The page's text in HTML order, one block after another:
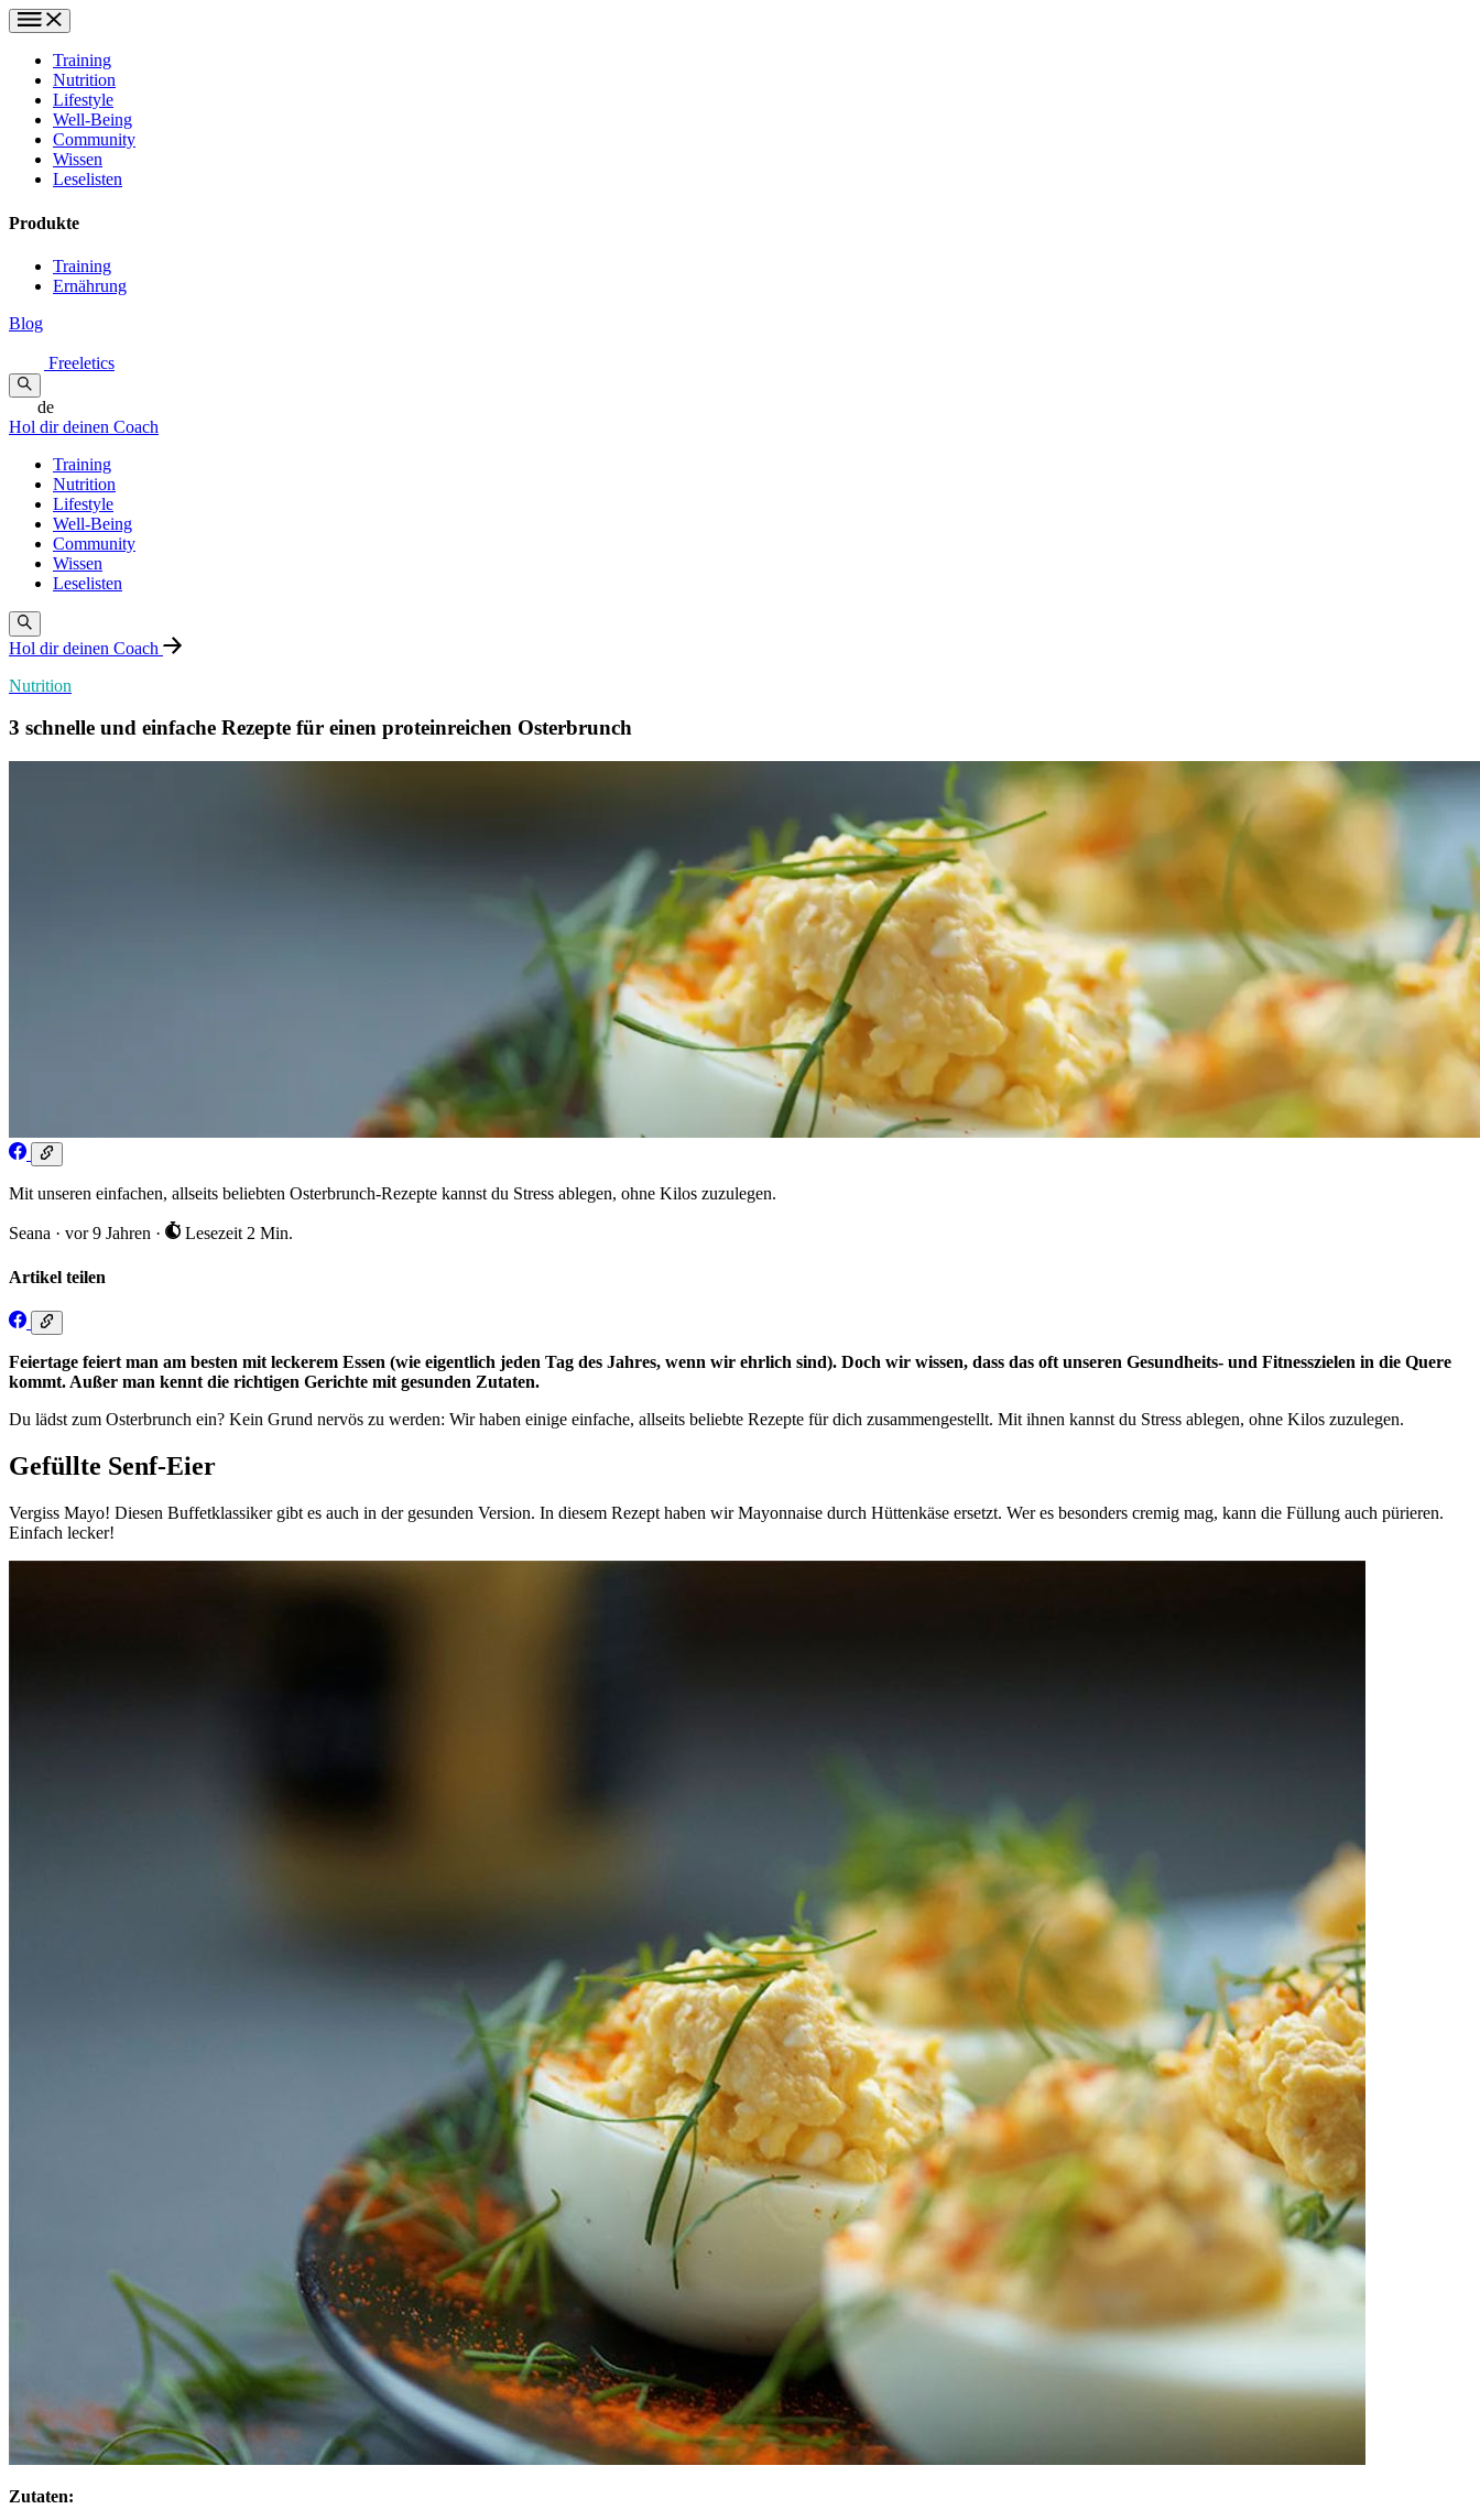
Training
Nutrition
Lifestyle
Well-Being
Community
Wissen
Leselisten
Produkte
Training
Ernährung
Blog
Freeletics
de
Hol dir deinen Coach
Training
Nutrition
Lifestyle
Well-Being
Community
Wissen
Leselisten
Hol dir deinen Coach
Nutrition
3 schnelle und einfache Rezepte für einen proteinreichen Osterbrunch
Mit unseren einfachen, allseits beliebten Osterbrunch-Rezepte kannst du Stress ablegen, ohne Kilos zuzulegen.
Seana · vor 9 Jahren · Lesezeit 2 Min.
Artikel teilen
Feiertage feiert man am besten mit leckerem Essen (wie eigentlich jeden Tag des Jahres, wenn wir ehrlich sind). Doch wir wissen, dass das oft unseren Gesundheits- und Fitnesszielen in die Quere
kommt. Außer man kennt die richtigen Gerichte mit gesunden Zutaten.
Du lädst zum Osterbrunch ein? Kein Grund nervös zu werden: Wir haben einige einfache, allseits beliebte Rezepte für dich zusammengestellt. Mit ihnen kannst du Stress ablegen, ohne Kilos zuzulegen.
Gefüllte Senf-Eier
Vergiss Mayo! Diesen Buffetklassiker gibt es auch in der gesunden Version. In diesem Rezept haben wir Mayonnaise durch Hüttenkäse ersetzt. Wer es besonders cremig mag, kann die Füllung auch pürieren.
Einfach lecker!
Zutaten: